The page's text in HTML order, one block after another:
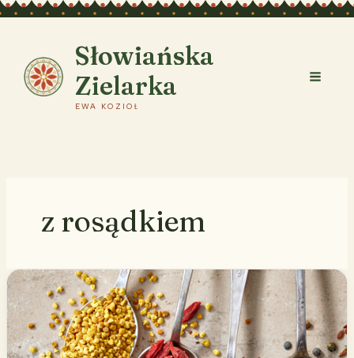
Przejdź
Słowiańska
Zielarka
EWA KOZIOŁ
z rosądkiem